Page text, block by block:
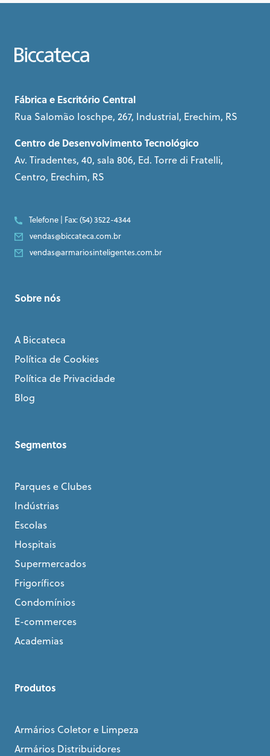
Fábrica e Escritório Central
Rua Salomão Ioschpe, 267, Industrial, Erechim, RS
Centro de Desenvolvimento Tecnológico
Av. Tiradentes, 40, sala 806, Ed. Torre di Fratelli,
Centro, Erechim, RS
Telefone | Fax: (54) 3522-4344
vendas@biccateca.com.br
vendas@armariosinteligentes.com.br
Sobre nós
A Biccateca
Política de Cookies
Política de Privacidade
Blog
Segmentos
Parques e Clubes
Indústrias
Escolas
Hospitais
Supermercados
Frigoríficos
Condomínios
E-commerces
Academias
Produtos
Armários Coletor e Limpeza
Armários Distribuidores